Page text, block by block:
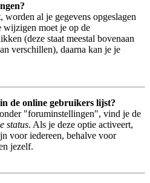
worden al je gegevens opgeslagen
wijzigen moet je op de
(deze staat meestal bovenaan
verschillen), daarna kan je je
de online gebruikers lijst?
"foruminstellingen", vind je de
status. Als je deze optie activeert,
voor iedereen, behalve voor
jezelf.